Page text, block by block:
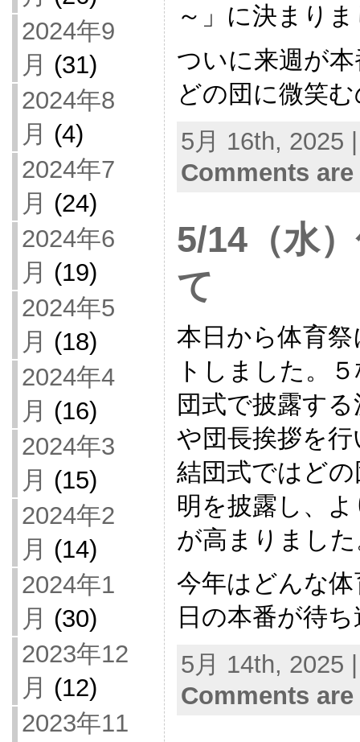
2024年9
月 (31)
2024年8
月 (4)
2024年7
月 (24)
2024年6
月 (19)
2024年5
月 (18)
2024年4
月 (16)
2024年3
月 (15)
2024年2
月 (14)
2024年1
月 (30)
2023年12
月 (12)
2023年11
～」に決まり
ついに来週が
どの団に微笑
5月 16th, 2025
Comments
5/14（水
て
本日から体育
トしました。
団式で披露す
や団長挨拶を
結団式ではど
明を披露し、
が高まりまし
今年はどんな
日の本番が待
5月 14th, 2025
Comments